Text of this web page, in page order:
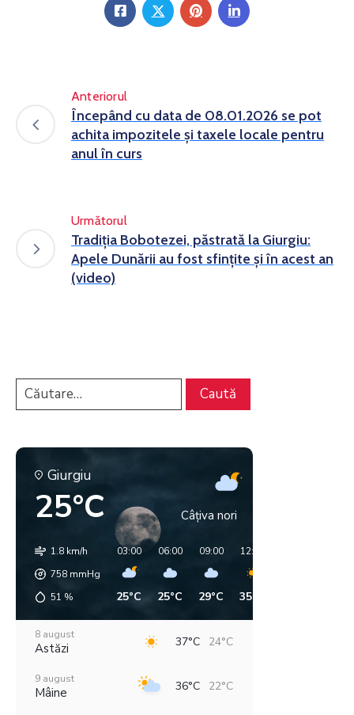
Anteriorul
Începând cu data de 08.01.2026 se pot
achita impozitele și taxele locale pentru
anul în curs
Următorul
Tradiția Bobotezei, păstrată la Giurgiu:
Apele Dunării au fost sfințite și în acest an
(video)
Giurgiu
25°C Câțiva nori
1.8 km/h
758 mmHg
51 %
03:00
25°C
06:00
25°C
09:00
29°C
12:00
35°C
8 august
Astăzi 37°C 24°C
9 august
Mâine 36°C 22°C